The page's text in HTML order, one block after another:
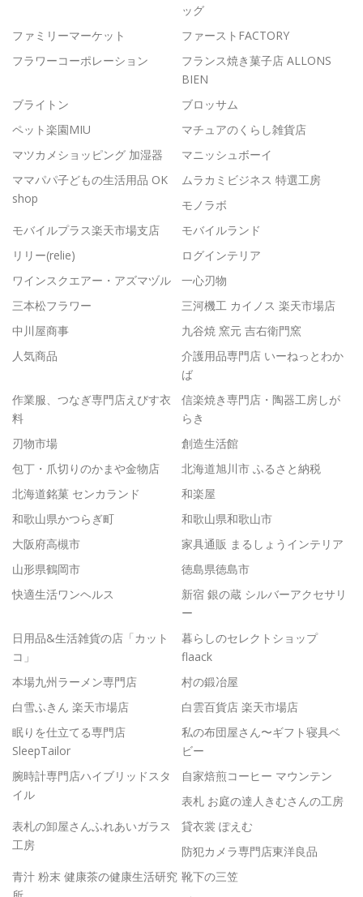
ッグ
ファミリーマーケット
ファーストFACTORY
フラワーコーポレーション
フランス焼き菓子店 ALLONS
BIEN
ブライトン
ブロッサム
ペット楽園MIU
マチュアのくらし雑貨店
マツカメショッピング 加湿器
マニッシュボーイ
ママパパ子どもの生活用品 OK
shop
ムラカミビジネス 特選工房
モノラボ
モバイルプラス楽天市場支店
モバイルランド
リリー(relie)
ログインテリア
ワインスクエアー・アズマヅル
一心刃物
三本松フラワー
三河機工 カイノス 楽天市場店
中川屋商事
九谷焼 窯元 吉右衛門窯
人気商品
介護用品専門店 いーねっとわか
ば
作業服、つなぎ専門店えびす衣
料
信楽焼き専門店・陶器工房しが
らき
刃物市場
創造生活館
包丁・爪切りのかまや金物店
北海道旭川市 ふるさと納税
北海道銘菓 センカランド
和楽屋
和歌山県かつらぎ町
和歌山県和歌山市
大阪府高槻市
家具通販 まるしょうインテリア
山形県鶴岡市
徳島県徳島市
快適生活ワンヘルス
新宿 銀の蔵 シルバーアクセサリ
ー
日用品&生活雑貨の店「カット
コ」
暮らしのセレクトショップ
flaack
本場九州ラーメン専門店
村の鍛冶屋
白雪ふきん 楽天市場店
白雲百貨店 楽天市場店
眠りを仕立てる専門店
SleepTailor
私の布団屋さん〜ギフト寝具ベ
ビー
腕時計専門店ハイブリッドスタ
イル
自家焙煎コーヒー マウンテン
表札 お庭の達人きむさんの工房
表札の卸屋さんふれあいガラス
工房
貸衣裳 ぽえむ
防犯カメラ専門店東洋良品
青汁 粉末 健康茶の健康生活研究 靴下の三笠